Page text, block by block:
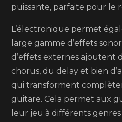
puissante, parfaite pour le
L’électronique permet
large gamme d’effets
d’effets externes ajoutent
chorus, du delay et bien
qui transforment
guitare. Cela permet aux
leur jeu à différents